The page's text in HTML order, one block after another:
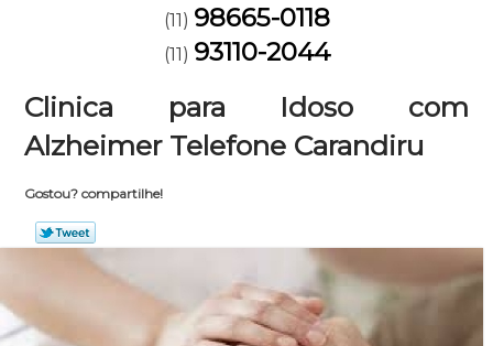
(11) 98665-0118
(11) 93110-2044
Clinica para Idoso com
Alzheimer Telefone Carandiru
Gostou? compartilhe!